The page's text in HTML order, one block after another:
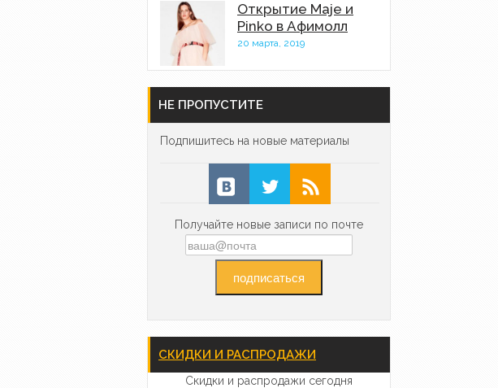
Открытие Maje и
Pinko в Афимолл
20 марта, 2019
НЕ ПРОПУСТИТЕ
Подпишитесь на новые материалы
Получайте новые записи по почте
СКИДКИ И РАСПРОДАЖИ
Скидки и распродажи сегодня